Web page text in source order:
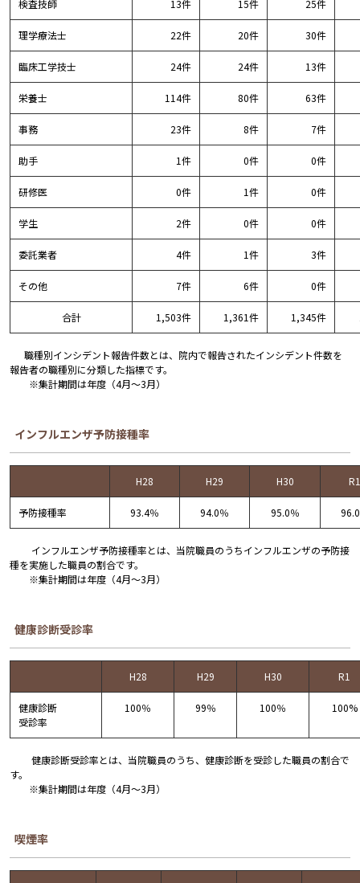
検査技師 13件 15件 25件
理学療法士 22件 20件 30件
臨床工学技士 24件 24件 13件
栄養士 114件 80件 63件
事務 23件 8件 7件
助手 1件 0件 0件
研修医 0件 1件 0件
学生 2件 0件 0件
委託業者 4件 1件 3件
その他 7件 6件 0件
合計 1,503件 1,361件 1,345件
職種別インシデント報告件数とは、院内で報告されたインシデント件数を
報告者の職種別に分類した指標です。
※集計期間は年度（4月～3月）
インフルエンザ予防接種率
H28 H29 H30 R1
予防接種率 93.4％ 94.0％ 95.0％
インフルエンザ予防接種率とは、当院職員のうちインフルエンザの予防接
種を実施した職員の割合です。
※集計期間は年度（4月～3月）
健康診断受診率
H28 H29 H30 R1
健康診断
受診率
100％ 99％ 100％ 100%
健康診断受診率とは、当院職員のうち、健康診断を受診した職員の割合で
す。
※集計期間は年度（4月～3月）
喫煙率